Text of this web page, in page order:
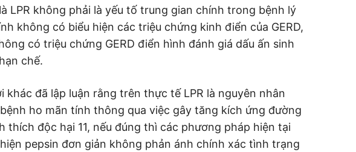
LPR không phải là yếu tố trung gian chính trong bệnh lý
không có biểu hiện các triệu chứng kinh điển của GERD,
có triệu chứng GERD điển hình đánh giá dấu ấn sinh
chế.
khác đã lập luận rằng trên thực tế LPR là nguyên nhân
ho mãn tính thông qua việc gây tăng kích ứng đường
thích độc hại 11, nếu đúng thì các phương pháp hiện tại
pepsin đơn giản không phản ánh chính xác tình trạng